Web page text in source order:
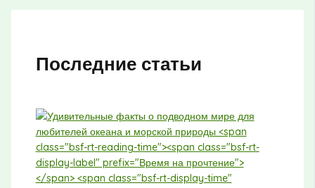
Последние статьи